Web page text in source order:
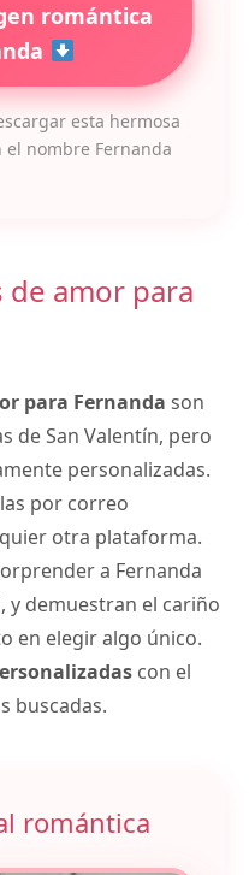
romántica
esta hermosa
nombre Fernanda
de amor para
para Fernanda son
de San Valentín, pero
personalizadas.
por correo
otra plataforma.
a Fernanda
y demuestran el cariño
en elegir algo único.
con el
buscadas.
romántica